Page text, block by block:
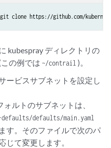
clone https://github.com/
kubespray ディレクトリの
の例では ~/contrail )。
ービスサブネットを設定し
ルトのサブネットは、
defaults/defaults/main.yaml
す。そのファイルで次のパ
じて変更します。